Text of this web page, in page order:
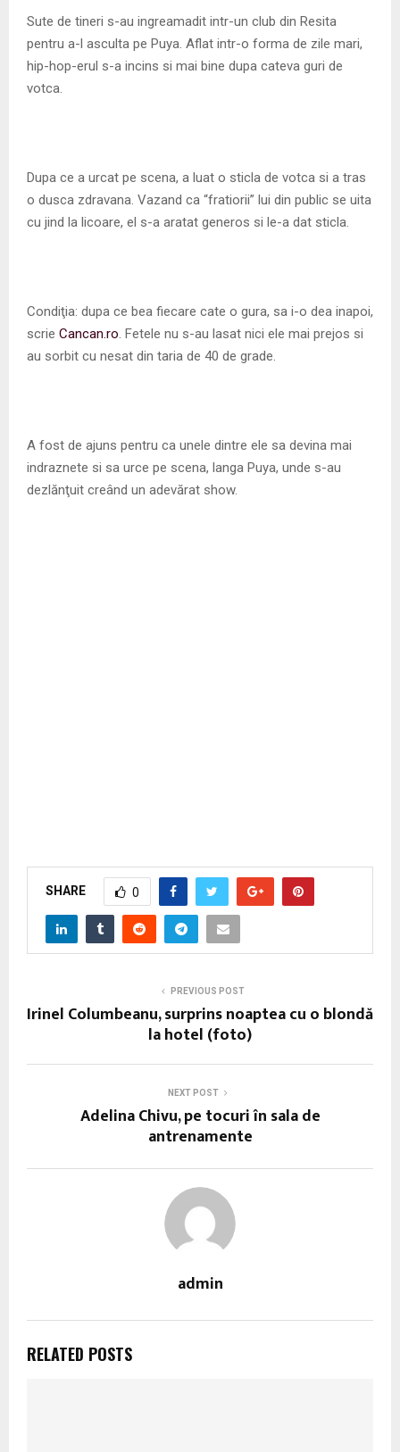
E
N
Sute de tineri s-au ingreamadit intr-un club din Resita
pentru a-l asculta pe Puya. Aflat intr-o forma de zile mari,
hip-hop-erul s-a incins si mai bine dupa cateva guri de
votca.
Dupa ce a urcat pe scena, a luat o sticla de votca si a tras
o dusca zdravana. Vazand ca “fratiorii” lui din public se uita
cu jind la licoare, el s-a aratat generos si le-a dat sticla.
Condiţia: dupa ce bea fiecare cate o gura, sa i-o dea inapoi,
scrie Cancan.ro . Fetele nu s-au lasat nici ele mai prejos si
au sorbit cu nesat din taria de 40 de grade.
A fost de ajuns pentru ca unele dintre ele sa devina mai
indraznete si sa urce pe scena, langa Puya, unde s-au
dezlănţuit creând un adevărat show.
SHARE 0
PREVIOUS POST
Irinel Columbeanu, surprins noaptea cu o blondă
la hotel (foto)
NEXT POST
Adelina Chivu, pe tocuri în sala de
antrenamente
admin
RELATED POSTS